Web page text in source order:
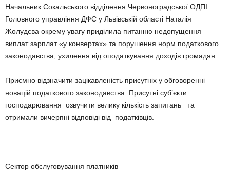
Начальник Сокальського відділення Червоноградської ОДПІ
Головного управління ДФС у Львівській області Наталія
Жолудєва окрему увагу приділила питанню недопущення
виплат зарплат «у конвертах» та порушення норм податкового
законодавства, ухилення від оподаткування доходів громадян.
Приємно відзначити зацікавленість присутніх у обговоренні
новацій податкового законодавства. Присутні суб’єкти
господарювання озвучити велику кількість запитань та
отримали вичерпні відповіді від податківців.
Сектор обслуговування платників